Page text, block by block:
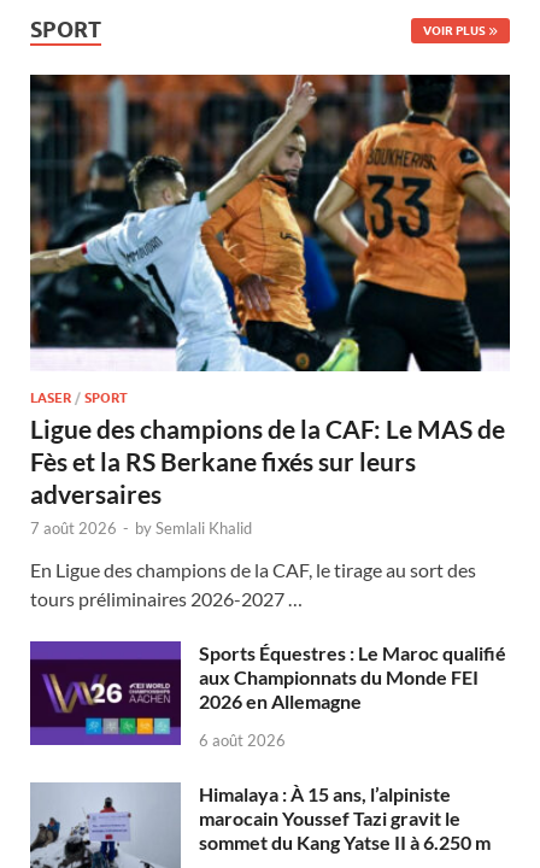
SPORT VOIR PLUS
LASER / SPORT
Ligue des champions de la CAF: Le MAS de
Fès et la RS Berkane fixés sur leurs
adversaires
7 août 2026 - bySemlali Khalid
En Ligue des champions de la CAF, le tirage au sort des
tours préliminaires 2026-2027 …
Sports Équestres : Le Maroc qualifié
aux Championnats du Monde FEI
2026 en Allemagne
6 août 2026
Himalaya : À 15 ans, l’alpiniste
marocain Youssef Tazi gravit le
sommet du Kang Yatse II à 6.250 m